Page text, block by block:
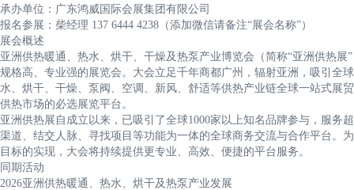
承办单位：广东鸿威国际会展集团有限公司
报名参展：柴经理 137 6444 4238（添加微信请备注“展会名称”）
展会概述
亚洲供热暖通、热水、烘干、干燥及热泵产业博览会（简称“亚洲供热
规格高、专业强的展览会。大会立足千年商都广州，辐射亚洲，吸引全
水、烘干、干燥、泵阀、空调、新风、舒适等供热产业链全球一站式展
供热市场的必选展览平台。
亚洲供热展自成立以来，已吸引了全球1000家以上知名品牌参与，服务
渠道、结交人脉、寻找项目等功能为一体的全球商务交流与合作平台。
目标的实现，大会将持续提供更专业、高效、便捷的平台服务。
同期活动
2026亚洲供热暖通、热水、烘干及热泵产业发展